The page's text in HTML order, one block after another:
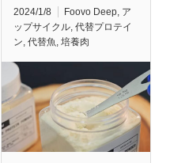
2024/1/8 Foovo Deep, ア
ップサイクル, 代替プロテイ
ン, 代替魚, 培養肉